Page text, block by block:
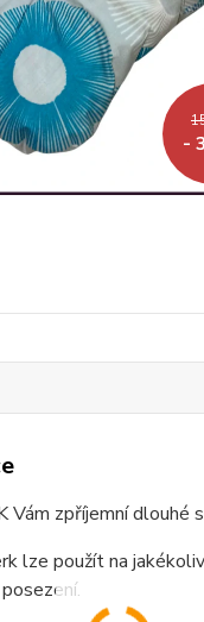
-
Vám zpříjemní
lze použít na